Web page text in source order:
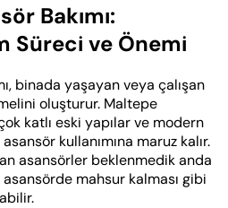
Bakımı:
Süreci ve Önemi
binada yaşayan veya çalışan
oluşturur. Maltepe
katlı eski yapılar ve modern
kullanımına maruz kalır.
asansörler beklenmedik anda
mahsur kalması gibi